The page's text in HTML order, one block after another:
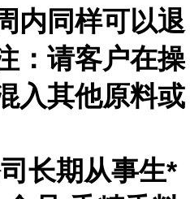
内同样可以退
：请客户在操
入其他原料或
长期从事生*